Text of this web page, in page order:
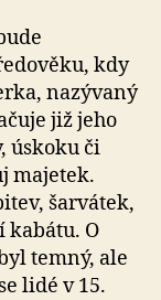
kdy
nazývaný
již jeho
úskoku či
majetek.
šarvátek,
kabátu. O
temný, ale
lidé v 15.